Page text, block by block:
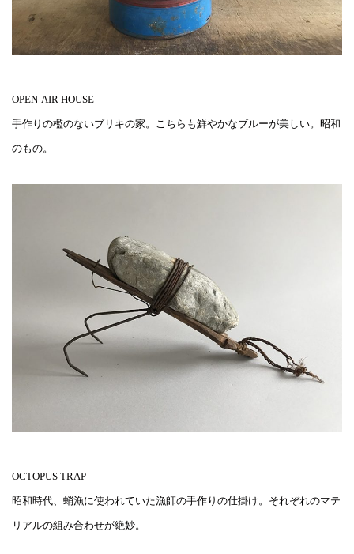
OPEN-AIR HOUSE
手作りの檻のないブリキの家。こちらも鮮やかなブルーが美しい。昭和
のもの。
OCTOPUS TRAP
昭和時代、蛸漁に使われていた漁師の手作りの仕掛け。それぞれのマテ
リアルの組み合わせが絶妙。